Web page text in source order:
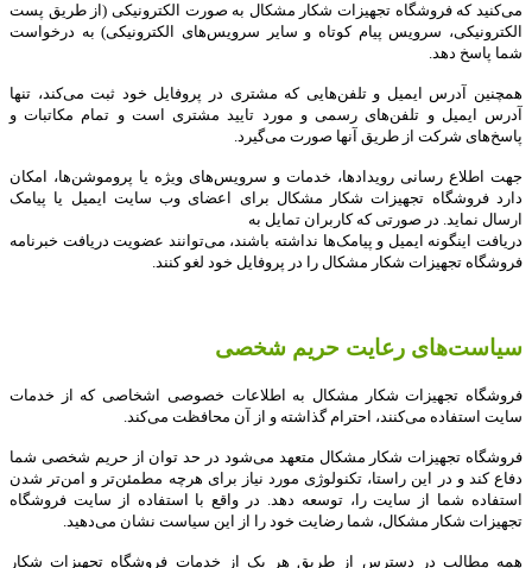
می‌‏کنید که فروشگاه تجهیزات شکار مشکال به صورت الکترونیکی (از طریق پست
الکترونیکی، سرویس پیام کوتاه و سایر سرویس‌های الکترونیکی) به درخواست
شما پاسخ دهد.
همچنین آدرس ایمیل و تلفن‌هایی که مشتری در پروفایل خود ثبت می‌کند، تنها
آدرس ایمیل و تلفن‌های رسمی و مورد تایید مشتری است و تمام مکاتبات و
پاسخ‌های شرکت از طریق آنها صورت می‌گیرد.
جهت اطلاع رسانی رویدادها، خدمات و سرویس‌های ویژه یا پروموشن‌ها، امکان
دارد فروشگاه تجهیزات شکار مشکال برای اعضای وب سایت ایمیل یا پیامک
ارسال نماید. در صورتی که کاربران تمایل به
دریافت اینگونه ایمیل و پیامک‌ها نداشته باشند، می‌توانند عضویت دریافت خبرنامه
فروشگاه تجهیزات شکار مشکال را در پروفایل خود لغو کنند.
سیاست‏‌های رعایت حریم شخصی
فروشگاه تجهیزات شکار مشکال به اطلاعات خصوصی اشخاصى که از خدمات
سایت استفاده می‏‌کنند، احترام گذاشته و از آن محافظت می‏‌کند
فروشگاه تجهیزات شکار مشکال متعهد می‏‌شود در حد توان از حریم شخصی شما
دفاع کند و در این راستا، تکنولوژی مورد نیاز برای هرچه مطمئن‏‌تر و امن‏‌تر شدن
استفاده شما از سایت را، توسعه دهد. در واقع با استفاده از سایت فروشگاه
تجهیزات شکار مشکال، شما رضایت خود را از این سیاست نشان می‏‌دهید
همه مطالب در دسترس از طریق هر یک از خدمات فروشگاه تجهیزات شکار